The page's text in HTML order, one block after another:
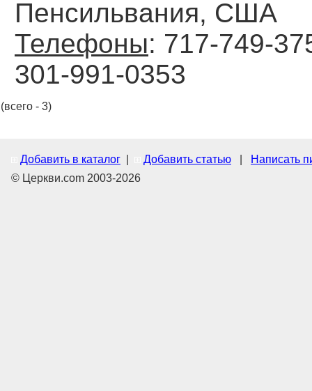
Пенсильвания, США
Телефоны: 717-749-
301-991-0353
(всего - 3)
Добавить в каталог Добавить статью
Написать
© Церкви.com 2003-2026